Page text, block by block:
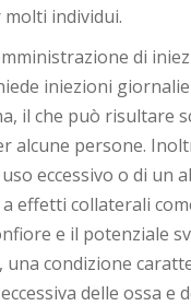
individui.
di
iniezioni
il che può risultare
alcune persone.
eccessivo o di un
effetti collaterali
e il potenziale
una condizione
delle ossa e